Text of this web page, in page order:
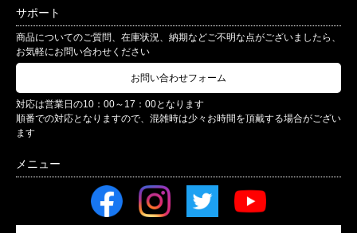
サポート
商品についてのご質問、在庫状況、納期などご不明な点がございましたら、
お気軽にお問い合わせください
お問い合わせフォーム
対応は営業日の10：00～17：00となります
順番での対応となりますので、混雑時は少々お時間を頂戴する場合がござい
ます